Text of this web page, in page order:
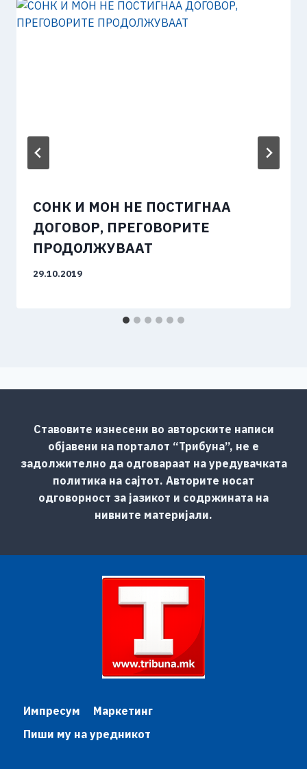
СОНК И МОН НЕ ПОСТИГНАА
ДОГОВОР, ПРЕГОВОРИТЕ
ПРОДОЛЖУВААТ
29.10.2019
Ставовите изнесени во авторските написи
објавени на порталот “Трибуна”, не е
задолжително да одговараат на уредувачката
политика на сајтот. Авторите носат
одговорност за јазикот и содржината на
нивните материјали.
Импресум
Маркетинг
Пиши му на уредникот